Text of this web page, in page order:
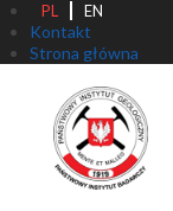
PL EN
Kontakt
Strona główna